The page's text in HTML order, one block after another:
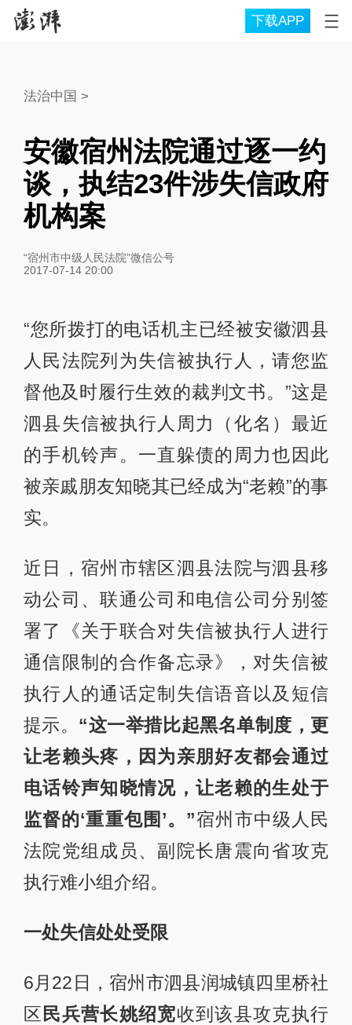
下载APP
法治中国 >
安徽宿州法院通过逐一约
谈，执结23件涉失信政府
机构案
“宿州市中级人民法院”微信公号
2017-07-14 20:00
“您所拨打的电话机主已经被安徽泗县
人民法院列为失信被执行人，请您监
督他及时履行生效的裁判文书。”这是
泗县失信被执行人周力（化名）最近
的手机铃声。一直躲债的周力也因此
被亲戚朋友知晓其已经成为“老赖”的事
实。
近日，宿州市辖区泗县法院与泗县移
动公司、联通公司和电信公司分别签
署了《关于联合对失信被执行人进行
通信限制的合作备忘录》，对失信被
执行人的通话定制失信语音以及短信
提示。 “这一举措比起黑名单制度，更
让老赖头疼，因为亲朋好友都会通过
电话铃声知晓情况，让老赖的生处于
监督的‘重重包围’。”宿州市中级人民
法院党组成员、副院长唐震向省攻克
执行难小组介绍。
一处失信处处受限
6月22日，宿州市泗县润城镇四里桥社
区 民兵营长姚绍宽收到该县攻克执行